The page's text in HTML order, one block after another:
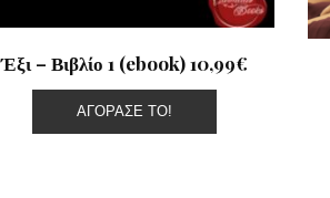
Έξι – Βιβλίο 1 (ebook) 10,99€
ΑΓΌΡΑΣΕ ΤΟ!